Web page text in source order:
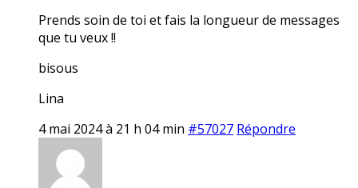
Prends soin de toi et fais la longueur de messages
que tu veux !!
bisous
Lina
4 mai 2024 à 21 h 04 min #57027 Répondre